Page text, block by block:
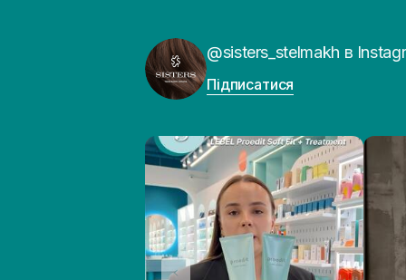
@sisters_stelmakh в
Підписатися